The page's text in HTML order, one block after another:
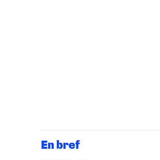
En bref